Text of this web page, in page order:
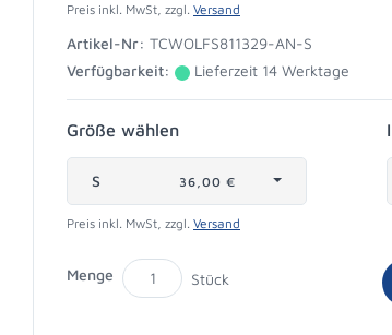
Preis inkl. MwSt, zzgl. Versand
Artikel-Nr: TCWOLFS811329-AN-S
Verfügbarkeit:
Lieferzeit 14 Werktage
Größe wählen
S 36,00 €
Preis inkl. MwSt, zzgl. Versand
Menge Stück